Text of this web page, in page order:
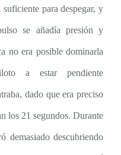
para despegar, y
se añadía presión y
no era posible dominarla
a estar pendiente
dado que era preciso
los 21 segundos. Durante
demasiado descubriendo